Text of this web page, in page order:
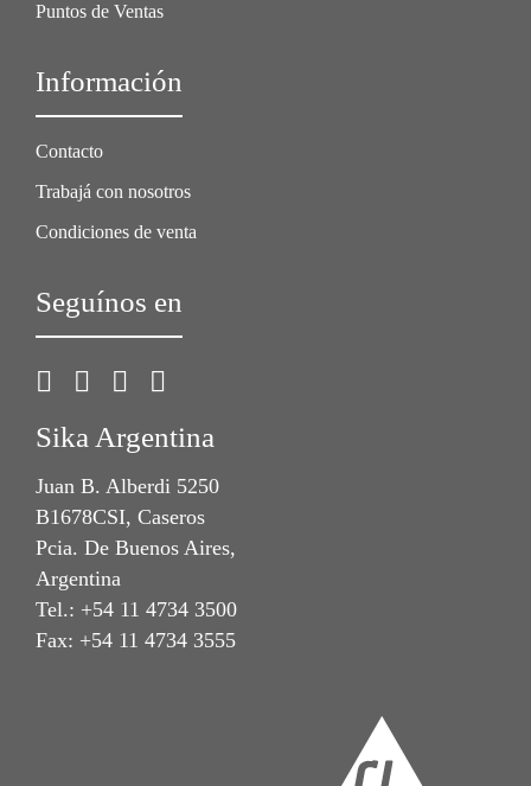
Puntos de Ventas
Información
Contacto
Trabajá con nosotros
Condiciones de venta
Seguínos en
Sika Argentina
Juan B. Alberdi 5250
B1678CSI, Caseros
Pcia. De Buenos Aires,
Argentina
Tel.: +54 11 4734 3500
Fax: +54 11 4734 3555